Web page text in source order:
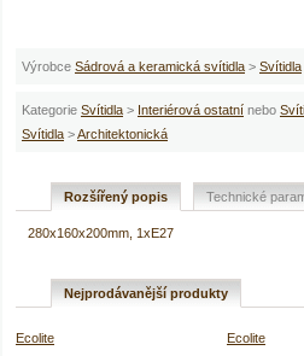
Výrobce Sádrová a keramická svítidla > Svítidla
Kategorie Svítidla > Interiérová ostatní nebo
Svítidla >Architektonická
Rozšířený popis Technické
280x160x200mm, 1xE27
Nejprodávanější produkty
Ecolite Ecolite